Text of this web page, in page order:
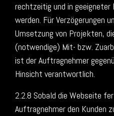
rechtzeitig und in
werden. Für Verzögerungen
Umsetzung von Projekten,
(notwendige) Mit- bzw.
ist der Auftragnehmer
Hinsicht verantwortlich.
2.2.8 Sobald die Webseite
Auftragnehmer den Kunden